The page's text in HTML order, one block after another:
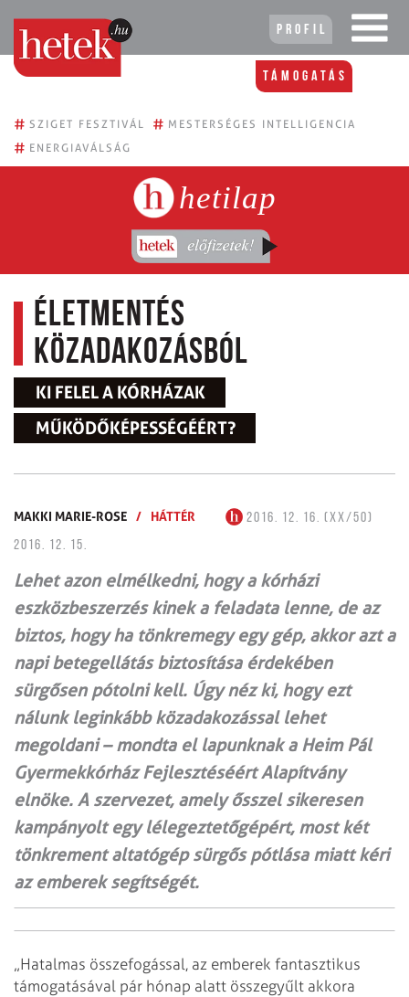
Profil
Támogatás
# SZIGET FESZTIVÁL # MESTERSÉGES INTELLIGENCIA
# ENERGIAVÁLSÁG
hetilap
Életmentés
közadakozásból
KI FELEL A KÓRHÁZAK
MŰKÖDŐKÉPESSÉGÉÉRT?
MAKKI MARIE-ROSE / HÁTTÉR
2016. 12. 16. (XX/50)
2016. 12. 15.
Lehet azon elmélkedni, hogy a kórházi
eszközbeszerzés kinek a feladata lenne, de az
biztos, hogy ha tönkremegy egy gép, akkor azt a
napi betegellátás biztosítása érdekében
sürgősen pótolni kell. Úgy néz ki, hogy ezt
nálunk leginkább közadakozással lehet
megoldani – mondta el lapunknak a Heim Pál
Gyermekkórház Fejlesztéséért Alapítvány
elnöke. A szervezet, amely ősszel sikeresen
kampányolt egy lélegeztetőgépért, most két
tönkrement altatógép sürgős pótlása miatt kéri
az emberek segítségét.
„Hatalmas összefogással, az emberek fantasztikus
támogatásával pár hónap alatt összegyűlt akkora